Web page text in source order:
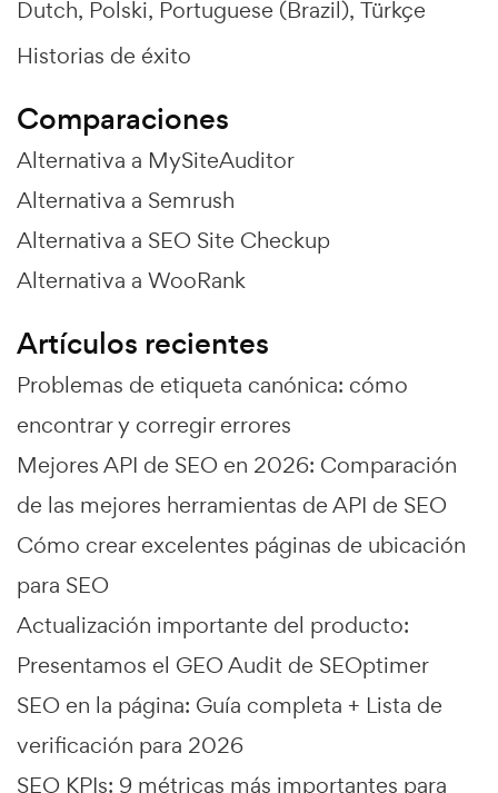
Dutch Polski Portuguese (Brazil) Türkçe
Historias de éxito
Comparaciones
Alternativa a MySiteAuditor
Alternativa a Semrush
Alternativa a SEO Site Checkup
Alternativa a WooRank
Artículos recientes
Problemas de etiqueta canónica: cómo
encontrar y corregir errores
Mejores API de SEO en 2026: Comparación
de las mejores herramientas de API de SEO
Cómo crear excelentes páginas de ubicación
para SEO
Actualización importante del producto:
Presentamos el GEO Audit de SEOptimer
SEO en la página: Guía completa + Lista de
verificación para 2026
SEO KPIs: 9 métricas más importantes para